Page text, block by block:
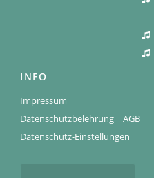
INFO
Impressum
Datenschutzbelehrung
AGB
Datenschutz-Einstellungen